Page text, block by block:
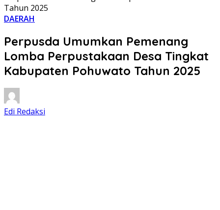
Tahun 2025
DAERAH
Perpusda Umumkan Pemenang
Lomba Perpustakaan Desa Tingkat
Kabupaten Pohuwato Tahun 2025
Edi Redaksi